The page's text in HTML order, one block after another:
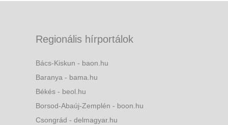
Regionális hírportálok
Bács-Kiskun - baon.hu
Baranya - bama.hu
Békés - beol.hu
Borsod-Abaúj-Zemplén - boon.hu
Csongrád - delmagyar.hu